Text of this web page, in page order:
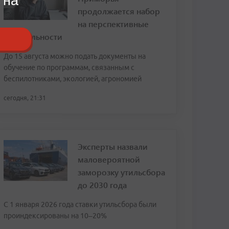
продолжается набор
на перспективные
специальности
До 15 августа можно подать документы на
обучение по программам, связанным с
беспилотниками, экологией, агрономией
сегодня, 21:31
Эксперты назвали
маловероятной
заморозку утильсбора
до 2030 года
С 1 января 2026 года ставки утильсбора были
проиндексированы на 10–20%